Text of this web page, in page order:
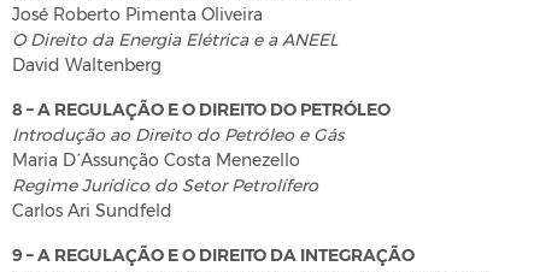
José Roberto Pimenta Oliveira
O Direito da Energia Elétrica e a ANEEL
David Waltenberg
8 – A REGULAÇÃO E O DIREITO DO PETRÓLEO
Introdução ao Direito do Petróleo e Gás
Maria D´ Assunção Costa Menezello
Regime Jurídico do Setor Petrolífero
Carlos Ari Sundfeld
9 – A REGULAÇÃO E O DIREITO DA INTEGRAÇÃO